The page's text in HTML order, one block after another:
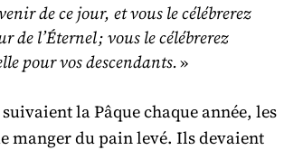
de ce jour, et vous le célébrerez
de l’Éternel ; vous le célébrerez
pour vos descendants.»
la Pâque chaque année, les
manger du pain levé. Ils devaient